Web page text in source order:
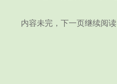
内容未完，下一页继续阅读